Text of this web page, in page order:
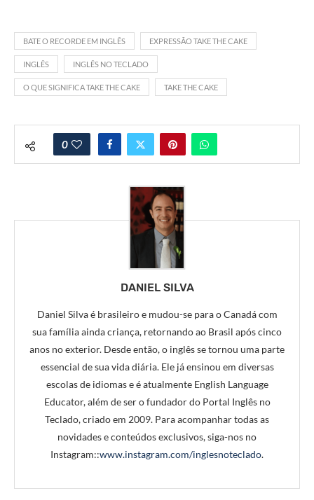
BATE O RECORDE EM INGLÊS EXPRESSÃO TAKE THE CAKE
INGLÊS INGLÊS NO TECLADO
O QUE SIGNIFICA TAKE THE CAKE TAKE THE CAKE
0
DANIEL SILVA
Daniel Silva é brasileiro e mudou-se para o Canadá com
sua família ainda criança, retornando ao Brasil após cinco
anos no exterior. Desde então, o inglês se tornou uma parte
essencial de sua vida diária. Ele já ensinou em diversas
escolas de idiomas e é atualmente English Language
Educator, além de ser o fundador do Portal Inglês no
Teclado, criado em 2009. Para acompanhar todas as
novidades e conteúdos exclusivos, siga-nos no
Instagram::www.instagram.com/inglesnoteclado.